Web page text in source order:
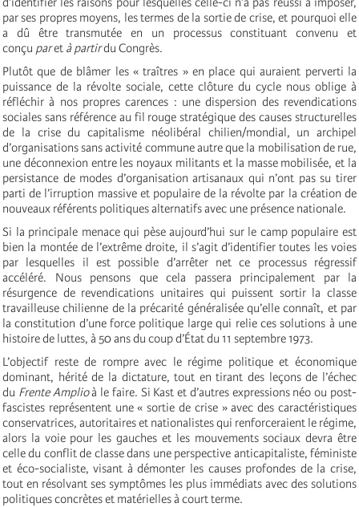
par ses propres moyens, les termes de la sortie de crise, et pourquoi elle
a dû être transmutée en un processus constituant convenu et
conçu paret à partirdu Congrès.
Plutôt que de blâmer les « traîtres » en place qui auraient perverti la
puissance de la révolte sociale, cette clôture du cycle nous oblige à
réfléchir à nos propres carences : une dispersion des revendications
sociales sans référence au fil rouge stratégique des causes structurelles
de la crise du capitalisme néolibéral chilien/mondial, un archipel
d’organisations sans activité commune autre que la mobilisation de rue,
une déconnexion entre les noyaux militants et la masse mobilisée, et la
persistance de modes d’organisation artisanaux qui n’ont pas su tirer
parti de l’irruption massive et populaire de la révolte par la création de
nouveaux référents politiques alternatifs avec une présence nationale.
Si la principale menace qui pèse aujourd’hui sur le camp populaire est
bien la montée de l’extrême droite, il s’agit d’identifier toutes les voies
par lesquelles il est possible d’arrêter net ce processus régressif
accéléré. Nous pensons que cela passera principalement par la
résurgence de revendications unitaires qui puissent sortir la classe
travailleuse chilienne de la précarité généralisée qu’elle connaît, et par
la constitution d’une force politique large qui relie ces solutions à une
histoire de luttes, à 50 ans du coup d’État du 11 septembre 1973.
L’objectif reste de rompre avec le régime politique et économique
dominant, hérité de la dictature, tout en tirant des leçons de l’échec
du Frente Amplioà le faire. Si Kast et d’autres expressions néo ou post-
fascistes représentent une « sortie de crise » avec des caractéristiques
conservatrices, autoritaires et nationalistes qui renforceraient le régime,
alors la voie pour les gauches et les mouvements sociaux devra être
celle du conflit de classe dans une perspective anticapitaliste, féministe
et éco-socialiste, visant à démonter les causes profondes de la crise,
tout en résolvant ses symptômes les plus immédiats avec des solutions
politiques concrètes et matérielles à court terme.